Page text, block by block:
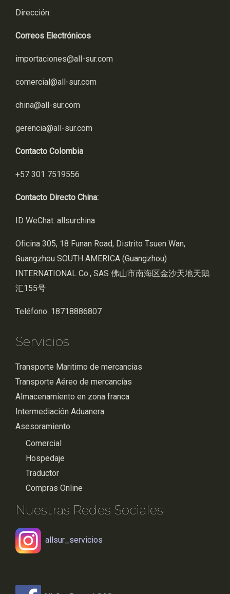
Dirección:
Correos Electrónicos
importaciones@all-sur.com
comercial@all-sur.com
china@all-sur.com
gerencia@all-sur.com
Contacto Colombia
+57 301 7519556
Contacto Directo China:
ID WeChat: allsurchina
Oficina 305, 18 Funan Road, Distrito Tsuen Wan,
Guangzhou SOUTH AMERICA (Guangzhou)
INTERNATIONAL Co., SAS 佛山市南海区金沙天地天鹅
汇155号
Teléfono: 18718886807
Servicios
Transporte Maritimo de mercancias
Transporte Aéreo de mercancías
Almacenamiento en zona franca
Intermediación Aduanera
Asesoramiento
Comercial
Hospedaje
Traductor
Compras Online
Nuestras Redes Sociales
allsur_servicios